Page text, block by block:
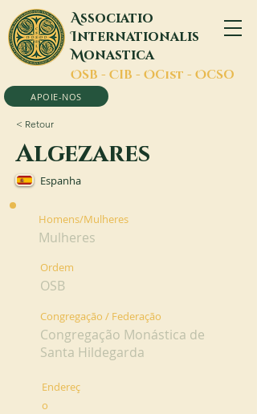
Associatio
Internationalis
Monastica
OSB - CIB - OCist - OCSO
APOIE-NOS
< Retour
Algezares
Espanha
Homens/Mulheres
Mulheres
Ordem
OSB
Congregação / Federação
Congregação Monástica de
Santa Hildegarda
Endereç
o